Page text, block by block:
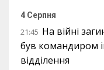
4 Серпня
21:45 На війні
був командиром
відділення